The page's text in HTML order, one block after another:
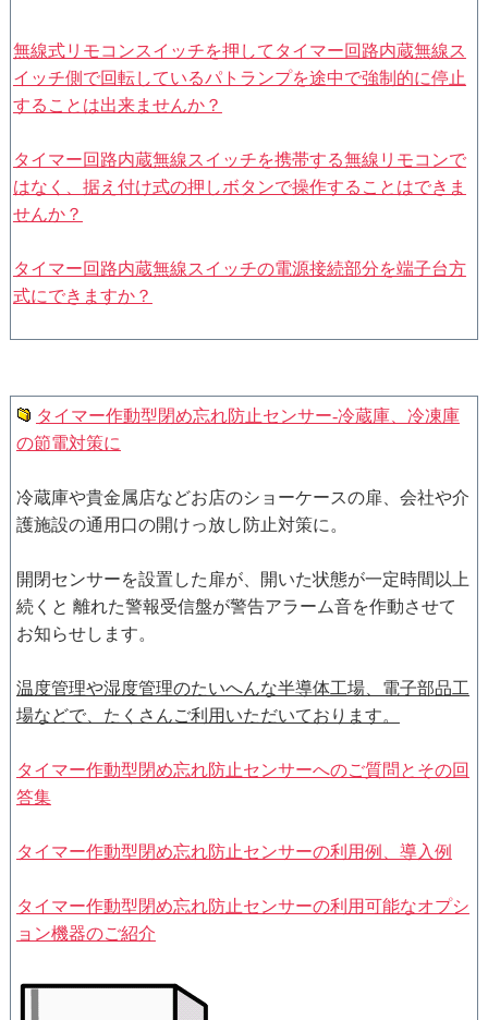
無線式リモコンスイッチを押してタイマー回路内蔵無線ス
イッチ側で回転しているパトランプを途中で強制的に停止
することは出来ませんか？
タイマー回路内蔵無線スイッチを携帯する無線リモコンで
はなく、据え付け式の押しボタンで操作することはできま
せんか？
タイマー回路内蔵無線スイッチの電源接続部分を端子台方
式にできますか？
タイマー作動型閉め忘れ防止センサー-冷蔵庫、冷凍庫
の節電対策に
冷蔵庫や貴金属店などお店のショーケースの扉、会社や介
護施設の通用口の開けっ放し防止対策に。
開閉センサーを設置した扉が、開いた状態が一定時間以上
続くと 離れた警報受信盤が警告アラーム音を作動させて
お知らせします。
温度管理や湿度管理のたいへんな半導体工場、電子部品工
場などで、たくさんご利用いただいております。
タイマー作動型閉め忘れ防止センサーへのご質問とその回
答集
タイマー作動型閉め忘れ防止センサーの利用例、導入例
タイマー作動型閉め忘れ防止センサーの利用可能なオプシ
ョン機器のご紹介